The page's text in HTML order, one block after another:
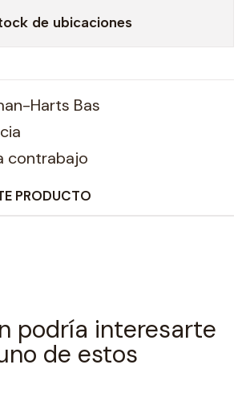
de ubicaciones
Harts Bas
contrabajo
PRODUCTO
podría interesarte
de estos